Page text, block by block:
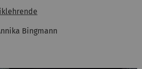
Bingmann